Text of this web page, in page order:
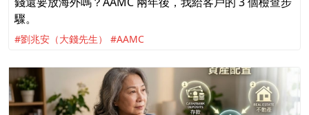
驟。
#劉兆安（大錢先生） #AAMC